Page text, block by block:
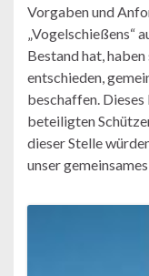
Vorgaben und
„Vogelschießens“
Bestand hat,
entschieden,
beschaffen.
beteiligten
dieser Stelle
unser